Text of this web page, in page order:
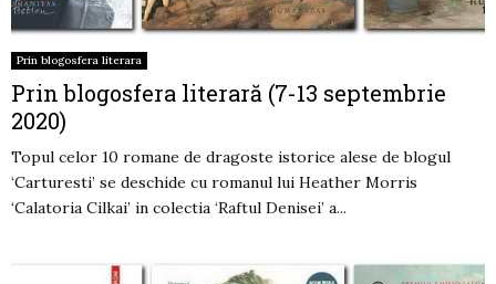
Prin blogosfera literara
Prin blogosfera literară (7-13 septembrie
2020)
Topul celor 10 romane de dragoste istorice alese de blogul
‘Carturesti’ se deschide cu romanul lui Heather Morris
‘Calatoria Cilkai’ in colectia ‘Raftul Denisei’ a...